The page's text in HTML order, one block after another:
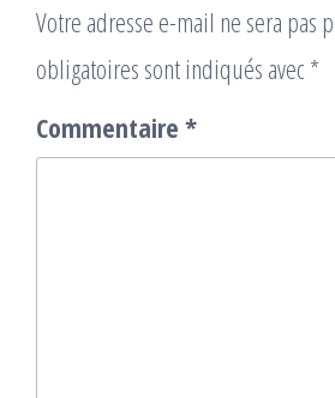
Votre adresse e-mail ne sera pas
obligatoires sont indiqués avec *
Commentaire *